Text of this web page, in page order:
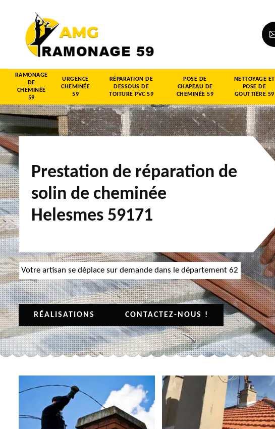
RAMONAGE
DE
CHEMINÉE
59
URGENCE
CHEMINÉE
59
RÉPARATION DE
DESSOUS DE
TOITURE PVC 59
POSE DE
CHAPEAU DE
CHEMINÉE 59
NETTOYAGE ET
POSE DE
GOUTTIÈRE 59
Prestation de réparation de
solin de cheminée
Helesmes 59171
Votre artisan se déplace sur demande dans le département 62
RÉALISATIONS CONTACTEZ-NOUS !